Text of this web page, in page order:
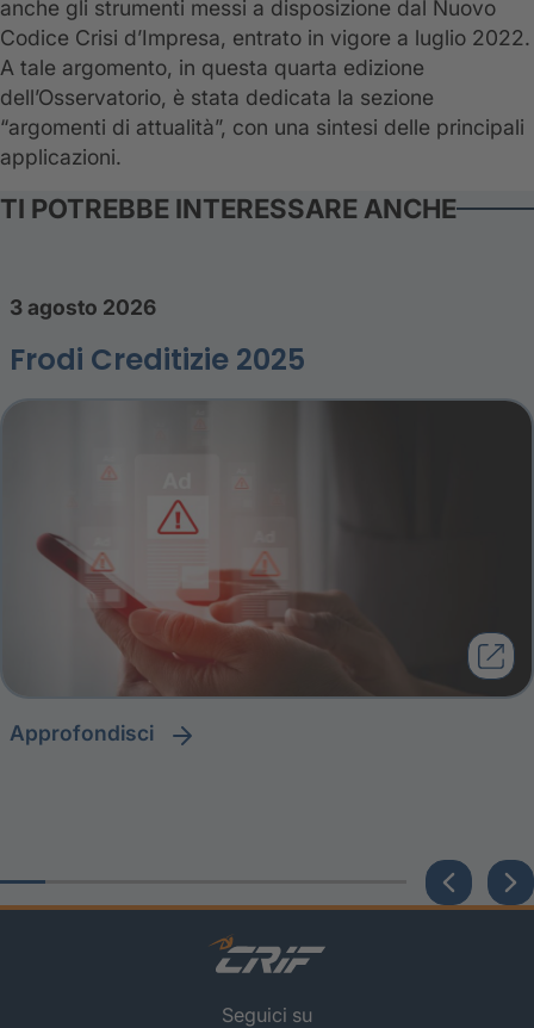
anche gli strumenti messi a disposizione dal Nuovo
Codice Crisi d’Impresa, entrato in vigore a luglio 2022.
A tale argomento, in questa quarta edizione
dell’Osservatorio, è stata dedicata la sezione
“argomenti di attualità”, con una sintesi delle principali
applicazioni.
TI POTREBBE INTERESSARE ANCHE
3 agosto 2026
Frodi Creditizie 2025
approfondisci
Seguici su